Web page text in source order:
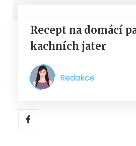
Recept na domácí
kachních jater
Redakce